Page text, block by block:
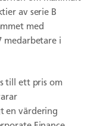
av serie B
med
medarbetare i
till ett pris om
en värdering